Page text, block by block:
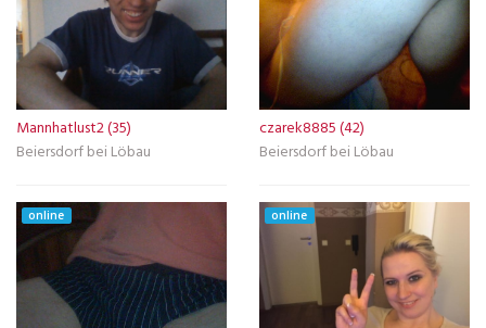
Mannhatlust2 (35)
Beiersdorf bei Löbau
czarek8885 (42)
Beiersdorf bei Löbau
online online